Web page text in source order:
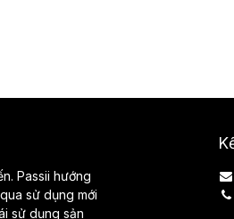
Passii hướng
sử dụng mới
sử dụng sản